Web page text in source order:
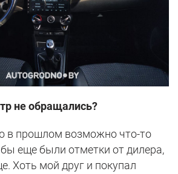
не обращались?
в прошлом возможно что-то
еще были отметки от дилера,
Хоть мой друг и покупал